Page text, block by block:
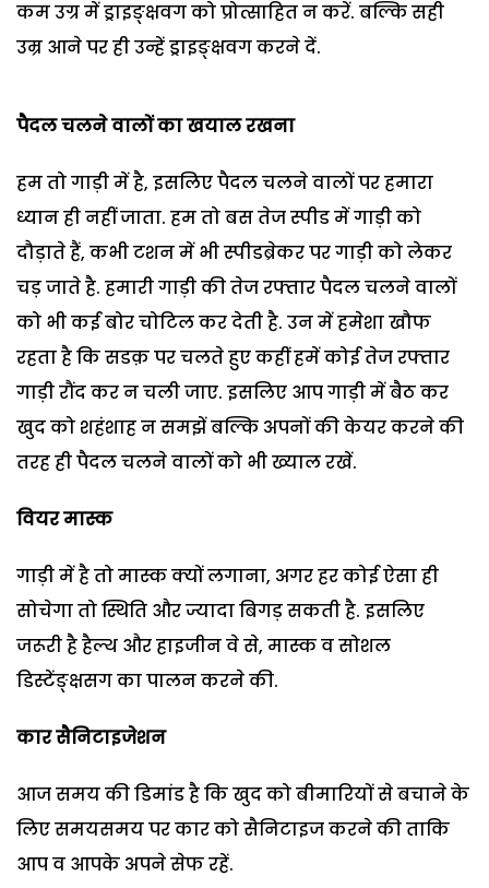
कम उग्र में ड्राइङ्क्षवग को प्रोत्साहित न करें. बल्कि सही
उम्र आने पर ही उन्हें ड्राइङ्क्षवग करने दें.
पैदल चलने वालों का खयाल रखना
हम तो गाड़ी में है, इसलिए पैदल चलने वालों पर हमारा
ध्यान ही नहीं जाता. हम तो बस तेज स्पीड में गाड़ी को
दौड़ाते हैं, कभी टशन में भी स्पीडब्रेकर पर गाड़ी को लेकर
चड़ जाते है. हमारी गाड़ी की तेज रफ्तार पैदल चलने वालों
को भी कई बोर चोटिल कर देती है. उन में हमेशा खौफ
रहता है कि सडक़ पर चलते हुए कहीं हमें कोई तेज रफ्तार
गाड़ी रौंद कर न चली जाए. इसलिए आप गाड़ी में बैठ कर
खुद को शहंशाह न समझें बल्कि अपनों की केयर करने की
तरह ही पैदल चलने वालों को भी ख्याल रखें.
वियर मास्क
गाड़ी में है तो मास्क क्यों लगाना, अगर हर कोई ऐसा ही
सोचेगा तो स्थिति और ज्यादा बिगड़ सकती है. इसलिए
जरूरी है हैल्थ और हाइजीन वे से, मास्क व सोशल
डिस्टेंङ्क्षसग का पालन करने की.
कार सैनिटाइजेशन
आज समय की डिमांड है कि खुद को बीमारियों से बचाने के
लिए समयसमय पर कार को सैनिटाइज करने की ताकि
आप व आपके अपने सेफ रहें.